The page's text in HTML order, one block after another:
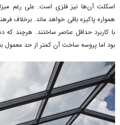
اسکلت آن‌ها نیز فلزی است. علی رغم
همواره پاکیزه باقی خواهد ماند. برخلاف
با کاربرد حداقل عناصر ساختند. هرچند
بود اما پروسه ساخت آن کمتر از حد معمول